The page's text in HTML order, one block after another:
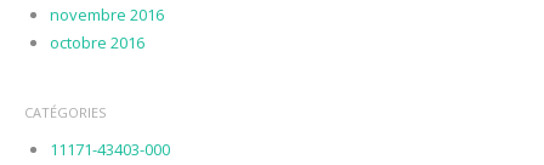
novembre 2016
octobre 2016
CATÉGORIES
11171-43403-000